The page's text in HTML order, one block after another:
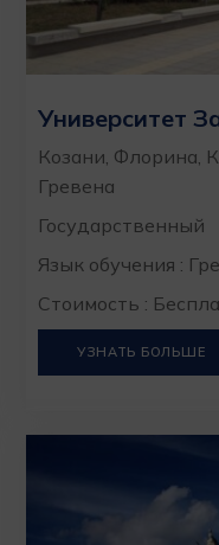
Университет
Козани, Флорина,
Гревена
Государственный
Язык обучения :
Стоимость :
УЗНАТЬ БОЛЬШЕ